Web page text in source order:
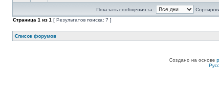
Показать сообщения за:
Страница 1 из 1 [ Результатов поиска: 7 ]
Список форумов
Создано на основе